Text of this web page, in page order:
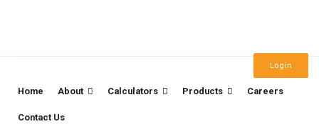
Login
Home About Calculators Products Careers
Contact Us